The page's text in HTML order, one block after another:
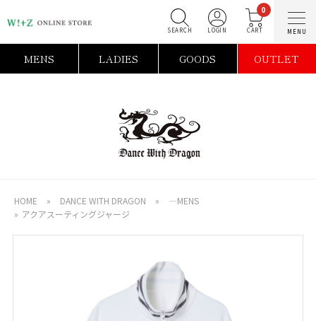
0
MENS LADIES GOODS OUTLET
HOME » DANCE WITH DRAGON »
―MENS
» アクアスーティングジャージ